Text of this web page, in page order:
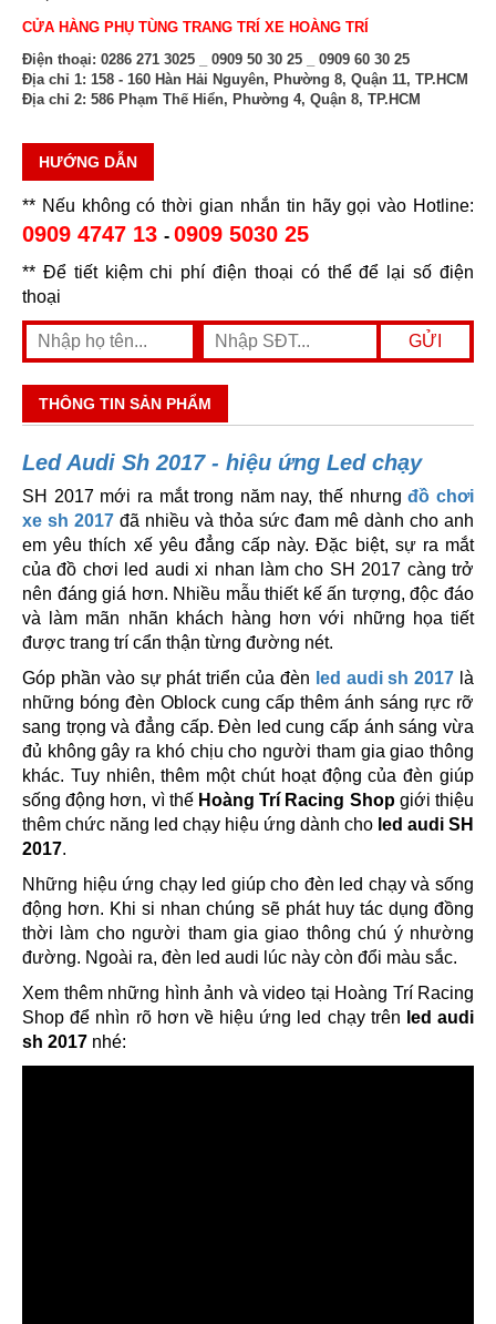
CỬA HÀNG PHỤ TÙNG TRANG TRÍ XE HOÀNG TRÍ
Điện thoại: 0286 271 3025 _ 0909 50 30 25 _ 0909 60 30 25
Địa chỉ 1: 158 - 160 Hàn Hải Nguyên, Phường 8, Quận 11, TP.HCM
Địa chỉ 2: 586 Phạm Thế Hiển, Phường 4, Quận 8, TP.HCM
HƯỚNG DẪN
** Nếu không có thời gian nhắn tin hãy gọi vào Hotline:
0909 4747 13 - 0909 5030 25
** Để tiết kiệm chi phí điện thoại có thể để lại số điện
thoại
THÔNG TIN SẢN PHẨM
Led Audi Sh 2017 - hiệu ứng Led chạy
SH 2017 mới ra mắt trong năm nay, thế nhưngđồ chơi
xe sh 2017 đã nhiều và thỏa sức đam mê dành cho anh
em yêu thích xế yêu đẳng cấp này. Đặc biệt, sự ra mắt
của đồ chơi led audi xi nhan làm cho SH 2017 càng trở
nên đáng giá hơn. Nhiều mẫu thiết kế ấn tượng, độc đáo
và làm mãn nhãn khách hàng hơn với những họa tiết
được trang trí cẩn thận từng đường nét.
Góp phần vào sự phát triển của đèn led audi sh 2017 là
những bóng đèn Oblock cung cấp thêm ánh sáng rực rỡ
sang trọng và đẳng cấp. Đèn led cung cấp ánh sáng vừa
đủ không gây ra khó chịu cho người tham gia giao thông
khác. Tuy nhiên, thêm một chút hoạt động của đèn giúp
sống động hơn, vì thế Hoàng Trí Racing Shopgiới thiệu
thêm chức năng led chạy hiệu ứng dành cho led audi SH
2017.
Những hiệu ứng chạy led giúp cho đèn led chạy và sống
động hơn. Khi si nhan chúng sẽ phát huy tác dụng đồng
thời làm cho người tham gia giao thông chú ý nhường
đường. Ngoài ra, đèn led audi lúc này còn đổi màu sắc.
Xem thêm những hình ảnh và video tại Hoàng Trí Racing
Shop để nhìn rõ hơn về hiệu ứng led chạy trên led audi
sh 2017 nhé: